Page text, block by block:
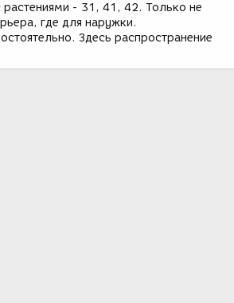
растениями - 31, 41, 42. Только не
где для наружки.
Здесь распространение